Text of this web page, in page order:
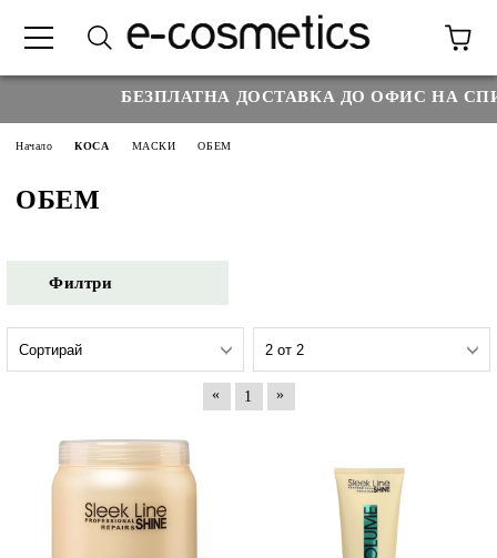
БЕЗПЛАТНА ДОСТАВКА ДО ОФИС НА
Начало КОСА МАСКИ ОБЕМ
ОБЕМ
Филтри
« 1 »